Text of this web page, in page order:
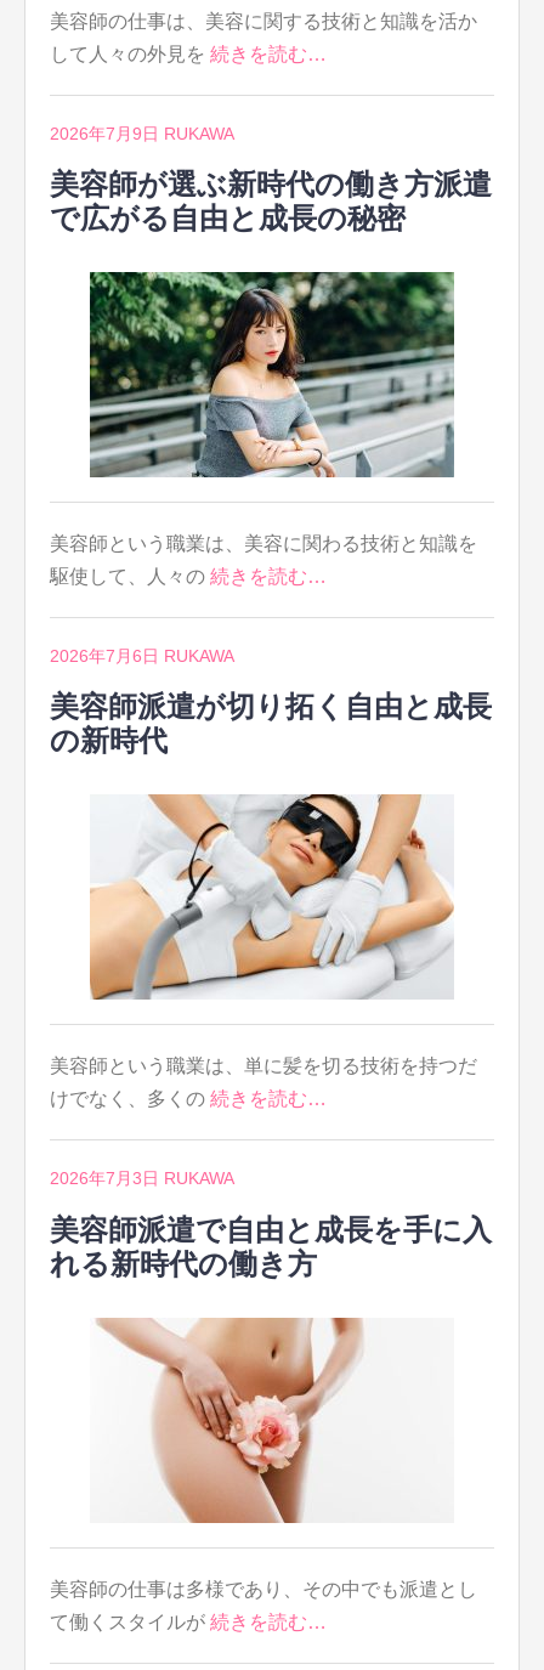
美容師の仕事は、美容に関する技術と知識を活か
して人々の外見を 続きを読む…
2026年7月9日 RUKAWA
美容師が選ぶ新時代の働き方派遣
で広がる自由と成長の秘密
美容師という職業は、美容に関わる技術と知識を
駆使して、人々の 続きを読む…
2026年7月6日 RUKAWA
美容師派遣が切り拓く自由と成長
の新時代
美容師という職業は、単に髪を切る技術を持つだ
けでなく、多くの 続きを読む…
2026年7月3日 RUKAWA
美容師派遣で自由と成長を手に入
れる新時代の働き方
美容師の仕事は多様であり、その中でも派遣とし
て働くスタイルが 続きを読む…